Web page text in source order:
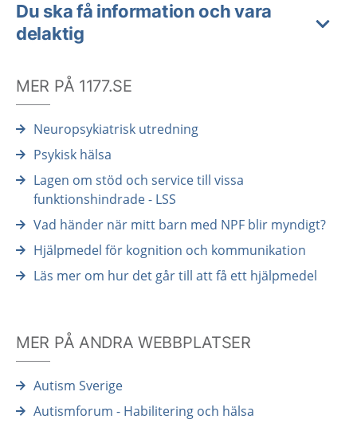
Du ska få information och vara
delaktig
MER PÅ 1177.SE
Neuropsykiatrisk utredning
Psykisk hälsa
Lagen om stöd och service till vissa
funktionshindrade - LSS
Vad händer när mitt barn med NPF blir myndigt?
Hjälpmedel för kognition och kommunikation
Läs mer om hur det går till att få ett hjälpmedel
MER PÅ ANDRA WEBBPLATSER
Autism Sverige
Autismforum - Habilitering och hälsa